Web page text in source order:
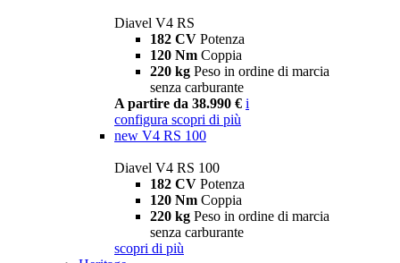
Diavel V4 RS
182 CV Potenza
120 Nm Coppia
220 kg Peso in ordine di marcia
senza carburante
A partire da 38.990 € i
configura scopri di più
new V4 RS 100
Diavel V4 RS 100
182 CV Potenza
120 Nm Coppia
220 kg Peso in ordine di marcia
senza carburante
scopri di più